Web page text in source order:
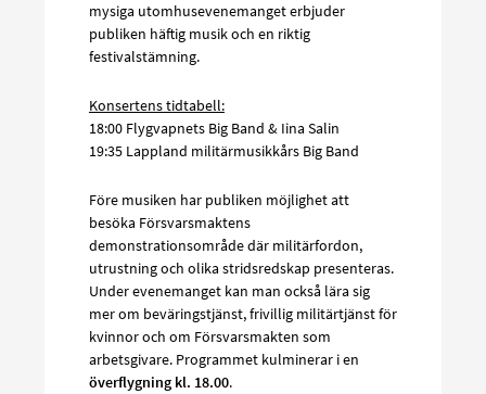
mysiga utomhusevenemanget erbjuder
publiken häftig musik och en riktig
festivalstämning.
Konsertens tidtabell:
18:00 Flygvapnets Big Band & Iina Salin
19:35 Lappland militärmusikkårs Big Band
Före musiken har publiken möjlighet att
besöka Försvarsmaktens
demonstrationsområde där militärfordon,
utrustning och olika stridsredskap presenteras.
Under evenemanget kan man också lära sig
mer om beväringstjänst, frivillig militärtjänst för
kvinnor och om Försvarsmakten som
arbetsgivare. Programmet kulminerar i en
överflygning kl. 18.00.